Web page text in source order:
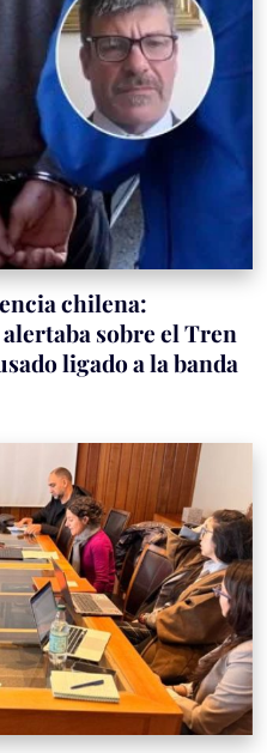
chilena:
sobre el Tren
ligado a la banda